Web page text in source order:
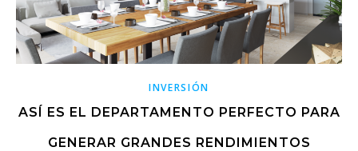
INVERSIÓN
ASÍ ES EL DEPARTAMENTO PERFECTO PARA
GENERAR GRANDES RENDIMIENTOS